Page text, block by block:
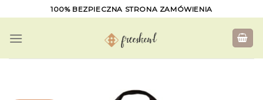
to
content
100% BEZPIECZNA STRONA ZAMÓWIENIA